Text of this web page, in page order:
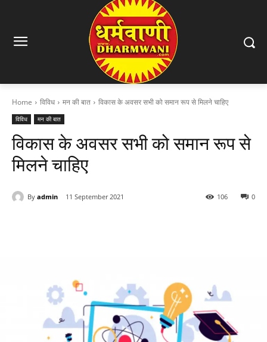
Home विविध मन की बात विकास के अवसर सभी को समान रूप से मिलने चाहिए
विविध मन की बात
विकास के अवसर सभी को समान रूप से
मिलने चाहिए
By admin 11 September 2021 0
106